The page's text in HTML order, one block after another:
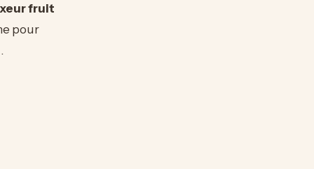
fruit
pour